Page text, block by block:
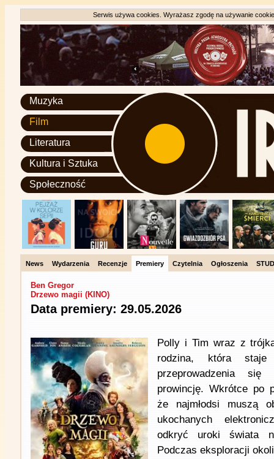
Serwis używa cookies. Wyrażasz zgodę na używanie
Muzyka
Film
Literatura
Kultura i Sztuka
Społeczność
News Wydarzenia Recenzje Premiery Czytelnia Ogłoszenia
Ben Gregor
Drzewo magii (KINO)
Data premiery: 29.05.2026
Polly i Tim wraz z
rodzina, która staje
przeprowadzenia się
prowincję. Wkrótce po
że najmłodsi muszą
ukochanych
odkryć uroki świata
Podczas eksploracji